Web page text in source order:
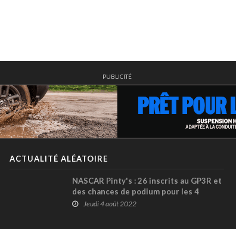
PUBLICITÉ
ACTUALITÉ ALÉATOIRE
NASCAR Pinty's : 26 inscrits au GP3R et
des chances de podium pour les 4
pilotes Dumoulin Compétition !
Jeudi 4 août 2022